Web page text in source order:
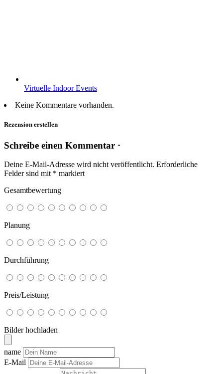
Virtuelle Indoor Events
Keine Kommentare vorhanden.
Rezension erstellen
Schreibe einen Kommentar ·
Deine E-Mail-Adresse wird nicht veröffentlicht. Erforderliche
Felder sind mit * markiert
Gesamtbewertung
Planung
Durchführung
Preis/Leistung
Bilder hochladen
name
E-Mail